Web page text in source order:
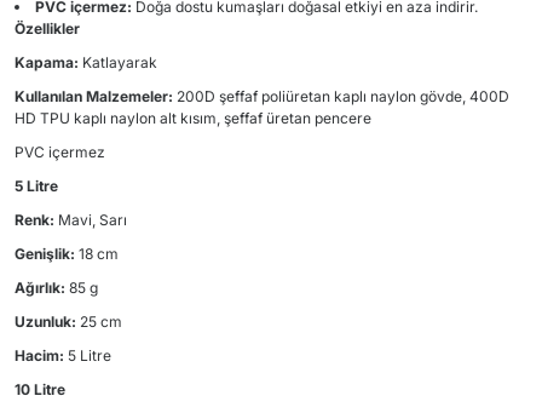
PVC içermez: Doğa dostu kumaşları doğasal etkiyi en aza indirir.
Özellikler
Kapama: Katlayarak
Kullanılan Malzemeler: 200D şeffaf poliüretan kaplı naylon gövde, 400D
HD TPU kaplı naylon alt kısım, şeffaf üretan pencere
PVC içermez
5 Litre
Renk: Mavi, Sarı
Genişlik: 18 cm
Ağırlık: 85 g
Uzunluk: 25 cm
Hacim: 5 Litre
10 Litre